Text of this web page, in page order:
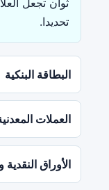
تحديدا.
البطاقة البنكية
العملات
الأوراق النقدية